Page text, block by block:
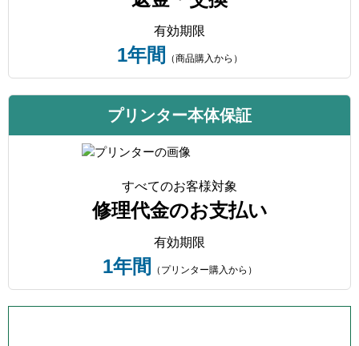
有効期限
1年間 （商品購入から）
プリンター本体保証
すべてのお客様対象
修理代金のお支払い
有効期限
1年間 （プリンター購入から）